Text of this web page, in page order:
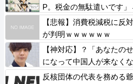
P。税金の無駄遣いです
ストのせい』とリプされ
っておられるのですか？
【悲報】消費税減税に反
が判明ｗｗｗｗｗｗ
【神対応】？「あなたの
になって中国人が来なく
「で？」ｗｗｗｗｗｗｗ
反核団体の代表を務める